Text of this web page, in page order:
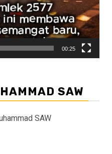
00:25
SAW
SAW